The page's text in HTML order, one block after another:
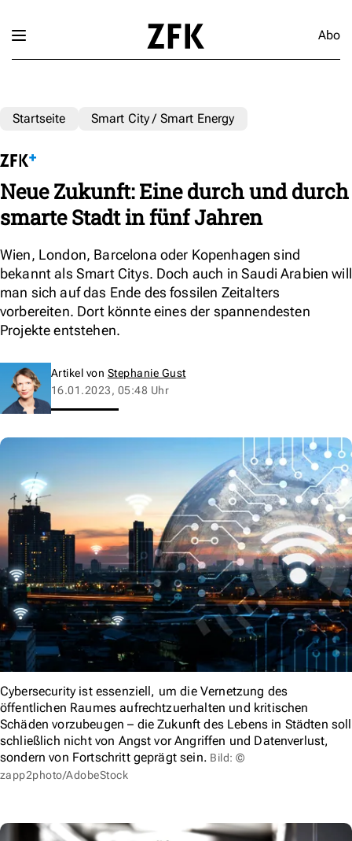
Abo
Startseite Smart City / Smart Energy
Neue Zukunft: Eine durch und durch
smarte Stadt in fünf Jahren
Wien, London, Barcelona oder Kopenhagen sind
bekannt als Smart Citys. Doch auch in Saudi Arabien will
man sich auf das Ende des fossilen Zeitalters
vorbereiten. Dort könnte eines der spannendesten
Projekte entstehen.
Artikel von Stephanie Gust
16.01.2023, 05:48 Uhr
Cybersecurity ist essenziell, um die Vernetzung des
öffentlichen Raumes aufrechtzuerhalten und kritischen
Schäden vorzubeugen – die Zukunft des Lebens in Städten soll
schließlich nicht von Angst vor Angriffen und Datenverlust,
sondern von Fortschritt geprägt sein. Bild: ©
zapp2photo/AdobeStock